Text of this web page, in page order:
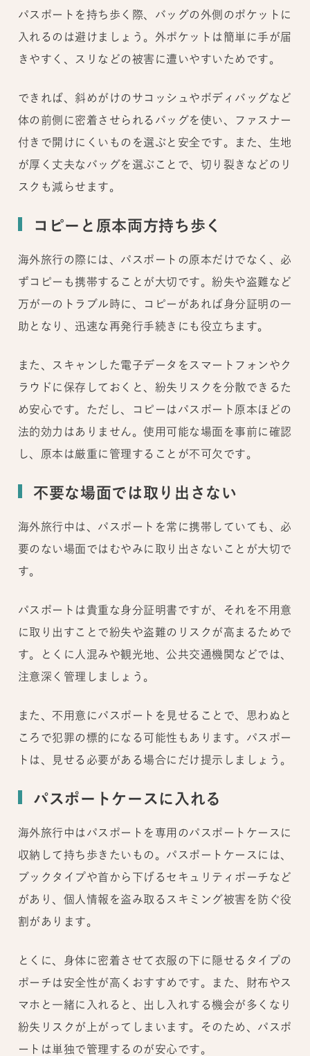
パスポートを持ち歩く際、バッグの外側のポケットに
入れるのは避けましょう。外ポケットは簡単に手が届
きやすく、スリなどの被害に遭いやすいためです。
できれば、斜めがけのサコッシュやボディバッグなど
体の前側に密着させられるバッグを使い、ファスナー
付きで開けにくいものを選ぶと安全です。また、生地
が厚く丈夫なバッグを選ぶことで、切り裂きなどのリ
スクも減らせます。
コピーと原本両方持ち歩く
海外旅行の際には、パスポートの原本だけでなく、必
ずコピーも携帯することが大切です。紛失や盗難など
万が一のトラブル時に、コピーがあれば身分証明の一
助となり、迅速な再発行手続きにも役立ちます。
また、スキャンした電子データをスマートフォンやク
ラウドに保存しておくと、紛失リスクを分散できるた
め安心です。ただし、コピーはパスポート原本ほどの
法的効力はありません。使用可能な場面を事前に確認
し、原本は厳重に管理することが不可欠です。
不要な場面では取り出さない
海外旅行中は、パスポートを常に携帯していても、必
要のない場面ではむやみに取り出さないことが大切で
す。
パスポートは貴重な身分証明書ですが、それを不用意
に取り出すことで紛失や盗難のリスクが高まるためで
す。とくに人混みや観光地、公共交通機関などでは、
注意深く管理しましょう。
また、不用意にパスポートを見せることで、思わぬと
ころで犯罪の標的になる可能性もあります。パスポー
トは、見せる必要がある場合にだけ提示しましょう。
パスポートケースに入れる
海外旅行中はパスポートを専用のパスポートケースに
収納して持ち歩きたいもの。パスポートケースには、
ブックタイプや首から下げるセキュリティポーチなど
があり、個人情報を盗み取るスキミング被害を防ぐ役
割があります。
とくに、身体に密着させて衣服の下に隠せるタイプの
ポーチは安全性が高くおすすめです。また、財布やス
マホと一緒に入れると、出し入れする機会が多くなり
紛失リスクが上がってしまいます。そのため、パスポ
ートは単独で管理するのが安心です。